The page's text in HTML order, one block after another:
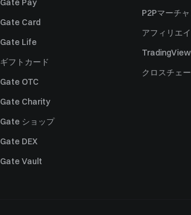
Gate Pay
Gate Card
Gate Life
ギフトカード
Gate OTC
Gate Charity
Gate ショップ
Gate DEX
Gate Vault
P2Pマーチ
アフィリエ
TradingView
クロスチェ